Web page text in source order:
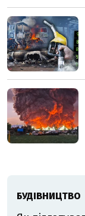
БУДІВНИЦТВО